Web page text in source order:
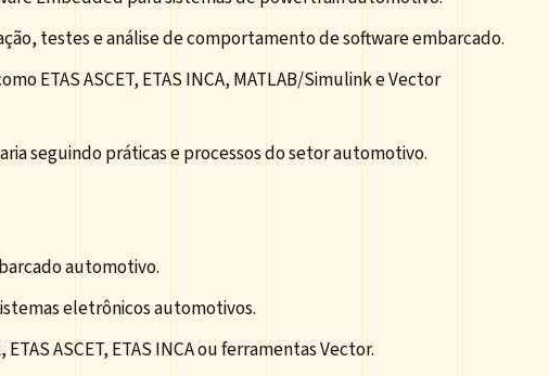
testes e análise de comportamento de software embarcado.
ETAS ASCET, ETAS INCA, MATLAB/Simulink e Vector
seguindo práticas e processos do setor automotivo.
automotivo.
eletrônicos automotivos.
ASCET, ETAS INCA ou ferramentas Vector.